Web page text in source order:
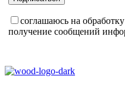
соглашаюсь на
получение сообщений